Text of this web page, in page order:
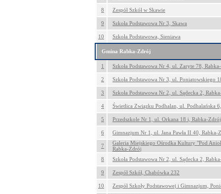
8 Zespół Szkół w Skawie
9 Szkoła Podstawowa Nr 3, Skawa
10 Szkoła Podstawowa, Sieniawa
Gmina Rabka-Zdrój
1 Szkoła Podstawowa Nr 4, ul. Zaryte 78,
2 Szkoła Podstawowa Nr 3, ul. Poniatowskiego
3 Szkoła Podstawowa Nr 2, ul. Sądecka 2,
4 Świetlica Związku Podhalan, ul. Podhalańska
5 Przedszkole Nr 1, ul. Orkana 18 i, Rabka-Zdrój
6 Gimnazjum Nr 1, ul. Jana Pawła II 40, Rabka-
7
Galeria Miejskiego Ośrodka Kultury "Pod
Rabka-Zdrój
8
Szkoła Podstawowa Nr 2, ul. Sądecka 2,
9 Zespół Szkół, Chabówka 232
10 Zespół Szkoły Podstawowej i Gimnazjum,